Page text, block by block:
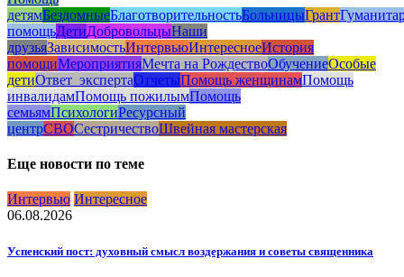
детямБездомныеБлаготворительностьБольницыГрант
помощьДетиДобровольцыНаши
друзьяЗависимостьИнтервьюИнтересноеИстория
помощиМероприятияМечта на РождествоОбучениеОсобые
детиОтвет_экспертаОтчетыПомощь женщинамПомощь
инвалидамПомощь пожилымПомощь
семьямПсихологиРесурсный
центрСВОСестричествоШвейная мастерская
Еще новости по теме
Интервью Интересное
06.08.2026
Успенский пост: духовный смысл воздержания и советы священника